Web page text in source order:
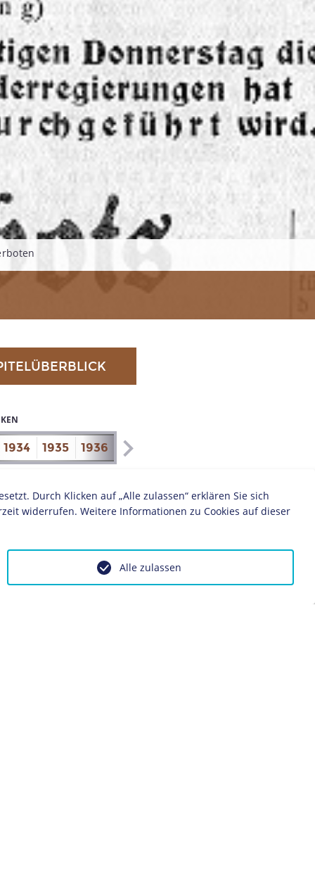
1934 1935 1936 1937
Durch Klicken auf „Alle zulassen“ erklären Sie sich
widerrufen. Weitere Informationen zu Cookies auf dieser
Alle zulassen